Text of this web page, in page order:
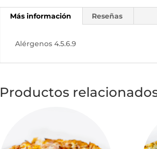
Más información Reseñas
Alérgenos 4.5.6.9
Productos